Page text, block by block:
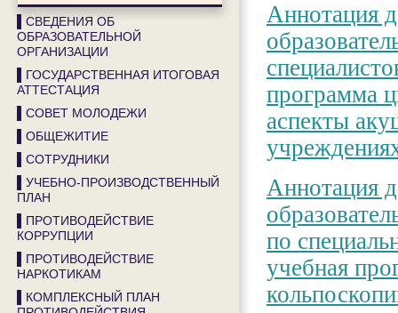
Аннотация
программа
аспекты
Аннотация
по
учебная
▌СВЕДЕНИЯ ОБ
ОБРАЗОВАТЕЛЬНОЙ
ОРГАНИЗАЦИИ
▌ГОСУДАРСТВЕННАЯ ИТОГОВАЯ
АТТЕСТАЦИЯ
▌СОВЕТ МОЛОДЕЖИ
▌ОБЩЕЖИТИЕ
▌СОТРУДНИКИ
▌УЧЕБНО-ПРОИЗВОДСТВЕННЫЙ
ПЛАН
▌ПРОТИВОДЕЙСТВИЕ
КОРРУПЦИИ
▌ПРОТИВОДЕЙСТВИЕ
НАРКОТИКАМ
▌КОМПЛЕКСНЫЙ ПЛАН